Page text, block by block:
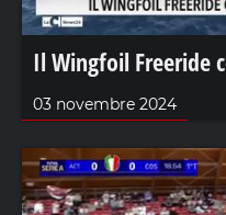
Il Wingfoil Freeride
03 novembre 2024